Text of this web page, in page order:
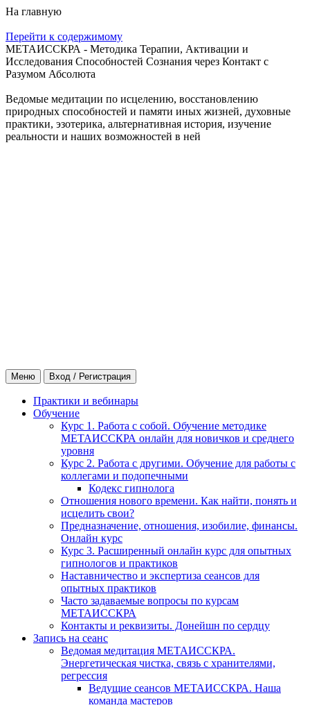
На главную
Перейти к содержимому
МЕТАИССКРА - Методика Терапии, Активации и
Исследования Способностей Сознания через Контакт с
Разумом Абсолюта
Ведомые медитации по исцелению, восстановлению
природных способностей и памяти иных жизней, духовные
практики, эзотерика, альтернативная история, изучение
реальности и наших возможностей в ней
Меню Вход / Регистрация
Практики и вебинары
Обучение
Курс 1. Работа с собой. Обучение методике
МЕТАИССКРА онлайн для новичков и среднего
уровня
Курс 2. Работа с другими. Обучение для работы с
коллегами и подопечными
Кодекс гипнолога
Отношения нового времени. Как найти, понять и
исцелить свои?
Предназначение, отношения, изобилие, финансы.
Онлайн курс
Курс 3. Расширенный онлайн курс для опытных
гипнологов и практиков
Наставничество и экспертиза сеансов для
опытных практиков
Часто задаваемые вопросы по курсам
МЕТАИССКРА
Контакты и реквизиты. Донейшн по сердцу
Запись на сеанс
Ведомая медитация МЕТАИССКРА.
Энергетическая чистка, связь с хранителями,
регрессия
Ведущие сеансов МЕТАИССКРА. Наша
команда мастеров